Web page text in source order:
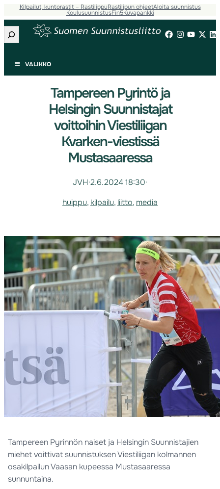
Kilpailut, kuntorastit – RastilippuRastilipun ohjeetAloita suunnistus
KoulusuunnistusFin5Kuvapankki
Etsi
VALIKKO
Tampereen Pyrintö ja
Helsingin Suunnistajat
voittoihin Viestiliigan
Kvarken-viestissä
Mustasaaressa
JVH·2.6.2024 18:30·
huippu, kilpailu, liitto, media
Tampereen Pyrinnön naiset ja Helsingin Suunnistajien
miehet voittivat suunnistuksen Viestiliigan kolmannen
osakilpailun Vaasan kupeessa Mustasaaressa
sunnuntaina.